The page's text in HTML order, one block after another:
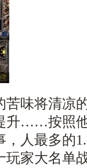
味将清凉
升……按照
人最多的
家大名单